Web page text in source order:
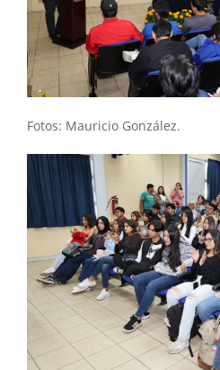
Fotos: Mauricio González.